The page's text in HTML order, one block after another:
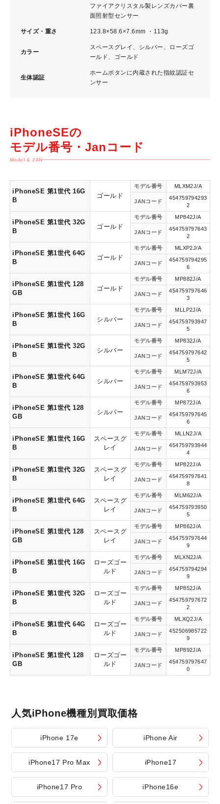
ファイアクリスタル製レンズカバー裏
面照射型センサー
サイズ・重さ 123.8×58.6×7.6mm ・113g
カラー
スペースグレイ、シルバー、ローズゴ
ールド、ゴールド
生体認証
ホームボタンに内蔵された指紋認証セ
ンサー
iPhoneSEの
モデル番号・Janコード
Model & JAN
iPhoneSE 第1世代 16G
B
ゴールド
モデル番号 MLXM2J/A
JANコード
454759794293
2
iPhoneSE 第1世代 32G
B
ゴールド
モデル番号 MP842J/A
JANコード
454759797643
2
iPhoneSE 第1世代 64G
B
ゴールド
モデル番号 MLXP2J/A
JANコード
454759794295
6
iPhoneSE 第1世代 128
GB
ゴールド
モデル番号 MP882J/A
JANコード
454759797646
3
iPhoneSE 第1世代 16G
B
シルバー
モデル番号 MLLP2J/A
JANコード
454759793947
5
iPhoneSE 第1世代 32G
B
シルバー
モデル番号 MP832J/A
JANコード
454759797642
5
iPhoneSE 第1世代 64G
B
シルバー
モデル番号 MLM72J/A
JANコード
454759793953
6
iPhoneSE 第1世代 128
GB
シルバー
モデル番号 MP872J/A
JANコード
454759797645
6
iPhoneSE 第1世代 16G
B
スペースグ
レイ
モデル番号 MLLN2J/A
JANコード
454759793944
4
iPhoneSE 第1世代 32G
B
スペースグ
レイ
モデル番号 MP822J/A
JANコード
454759797641
8
iPhoneSE 第1世代 64G
B
スペースグ
レイ
モデル番号 MLM62J/A
JANコード
454759793950
5
iPhoneSE 第1世代 128
GB
スペースグ
レイ
モデル番号 MP862J/A
JANコード
454759797644
9
iPhoneSE 第1世代 16G
B
ローズゴー
ルド
モデル番号 MLXN2J/A
JANコード
454759794294
9
iPhoneSE 第1世代 32G
B
ローズゴー
ルド
モデル番号 MP852J/A
JANコード
454759797672
2
iPhoneSE 第1世代 64G
B
ローズゴー
ルド
モデル番号 MLXQ2J/A
JANコード
452506985722
9
iPhoneSE 第1世代 128
GB
ローズゴー
ルド
モデル番号 MP892J/A
JANコード
454759797647
0
人気iPhone機種別買取価格
iPhone 17e iPhone Air
iPhone17 Pro Max iPhone17
iPhone17 Pro iPhone16e